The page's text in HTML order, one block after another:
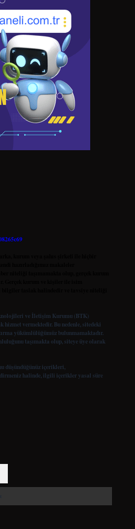
ve İletişim Kurumu (BTK)
hizmet vermektedir. Bu nedenle, sitedeki
yükümlülüğümüz bulunmamaktadır.
taşımakta olup, siteye üye olarak
düşündüğünüz içerikleri,
halinde, ilgili içerikler yasal süre